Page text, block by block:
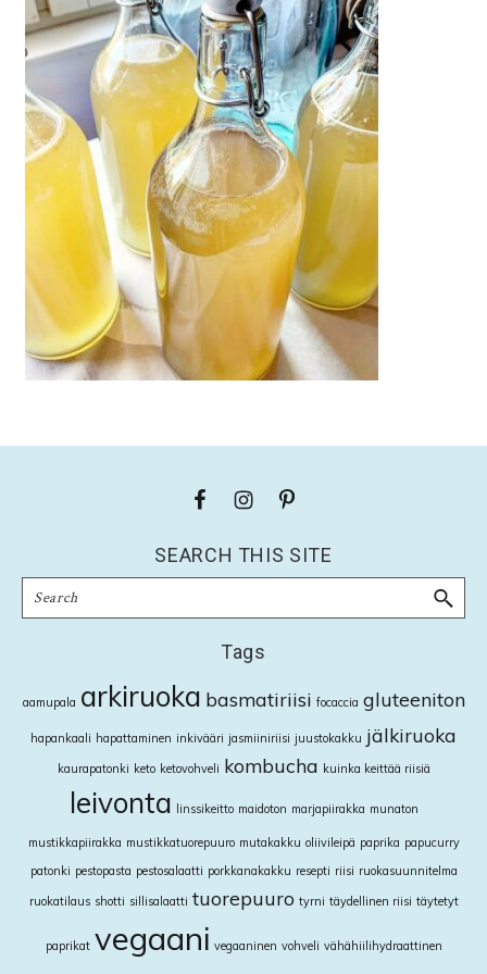
SEARCH THIS SITE
Search
Tags
aamupala arkiruoka basmatiriisi focaccia gluteeniton
hapankaali hapattaminen inkivääri jasmiiniriisi juustokakku jälkiruoka
kaurapatonki keto ketovohveli kombucha kuinka keittää riisiä
leivonta linssikeitto maidoton marjapiirakka munaton
mustikkapiirakka mustikkatuorepuuro mutakakku oliivileipä paprika papucurry
patonki pestopasta pestosalaatti porkkanakakku resepti riisi ruokasuunnitelma
ruokatilaus shotti sillisalaatti tuorepuuro tyrni täydellinen riisi täytetyt
paprikat vegaani vegaaninen vohveli vähähiilihydraattinen